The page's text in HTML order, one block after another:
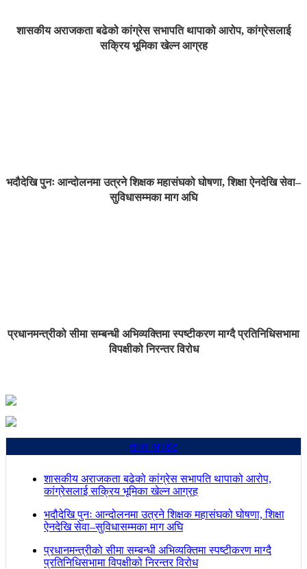
शासकीय अराजकता बढेको कांग्रेस सभापति थापाको आरोप, कांग्रेसलाई
सक्रिय भूमिका खेल्न आग्रह
भदौदेखि पुनः आन्दोलनमा उत्रने शिक्षक महासंघको घोषणा, शिक्षा ऐनदेखि सेवा–
सुविधासम्मका माग अघि
प्रधानमन्त्रीको सीमा सम्बन्धी अभिव्यक्तिमा स्पष्टीकरण माग्दै प्रतिनिधिसभामा
विपक्षीको निरन्तर विरोध
ताजा अपडेट
शासकीय अराजकता बढेको कांग्रेस सभापति थापाको आरोप,
कांग्रेसलाई सक्रिय भूमिका खेल्न आग्रह
भदौदेखि पुनः आन्दोलनमा उत्रने शिक्षक महासंघको घोषणा, शिक्षा
ऐनदेखि सेवा–सुविधासम्मका माग अघि
प्रधानमन्त्रीको सीमा सम्बन्धी अभिव्यक्तिमा स्पष्टीकरण माग्दै
प्रतिनिधिसभामा विपक्षीको निरन्तर विरोध